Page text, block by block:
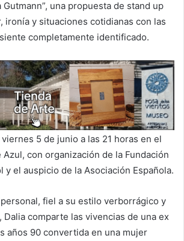
Gutmann”, una propuesta de stand up
ironía y situaciones cotidianas con las
completamente identificado.
5 de junio a las 21 horas en el
Azul, con organización de la Fundación
y el auspicio de la Asociación Española.
fiel a su estilo verborrágico y
comparte las vivencias de una ex
años 90 convertida en una mujer